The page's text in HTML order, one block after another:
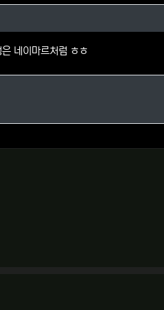
의 댓글
네이마르처럼 ㅎㅎ